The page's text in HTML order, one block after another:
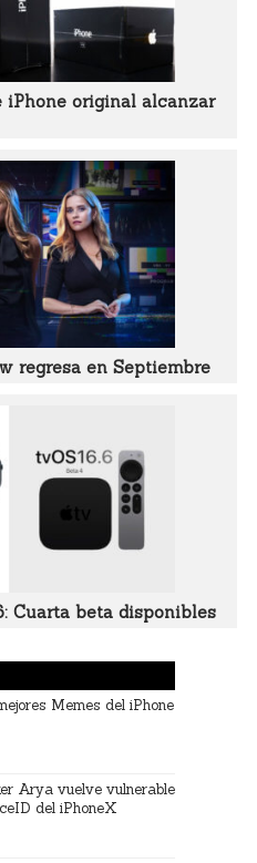
iPhone original alcanzar
regresa en Septiembre
Cuarta beta disponibles
Memes del iPhone
Arya vuelve vulnerable
del iPhoneX